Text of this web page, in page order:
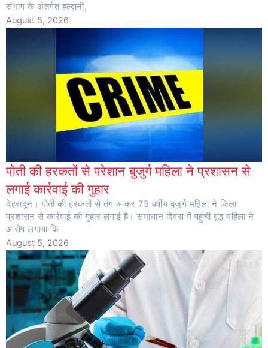
संभाग के अंतर्गत हल्द्वानी,
August 5, 2026
पोती की हरकतों से परेशान बुजुर्ग महिला ने प्रशासन से
लगाई कार्रवाई की गुहार
देहरादून। पोती की हरकतों से तंग आकर 75 वर्षीय बुजुर्ग महिला ने जिला
प्रशासन से कार्रवाई की गुहार लगाई है। समाधान दिवस में पहुंची वृद्ध महिला ने
आरोप लगाया कि
August 5, 2026